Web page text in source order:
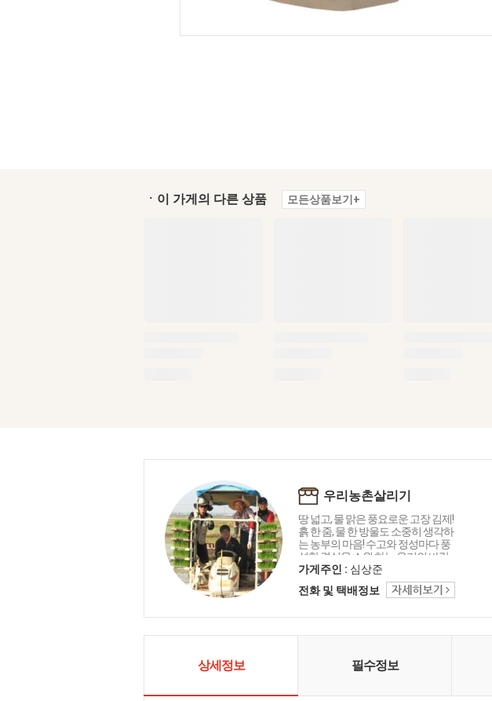
ㆍ이 가게의 다른 상품 모든상품보기+
우리농촌살리기
땅 넓고, 물 맑은 풍요로운 고장 김제!
흙 한 줌, 물 한 방울도 소중히 생각하
는 농부의 마음! 수고와 정성마다 풍
성한 결실을 소원 하는 우리의 바람
을 담습니다 '우리농촌살리기공동
네트워크' 는 사람과 환경이 행복한
국내산 친환경 제품을 생산·공급합
가게주인 : 심상준
전화 및 택배정보
상세정보 필수정보